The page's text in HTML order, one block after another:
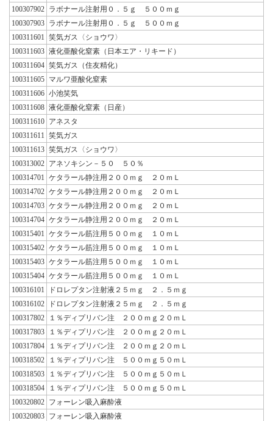
100307902 ラボナール注射用０．５ｇ ５００ｍｇ
100307903 ラボナール注射用０．５ｇ ５００ｍｇ
100311601
笑気ガス〈ショウワ〉
100311603 液化亜酸化窒素（日本エア・リキード）
100311604 笑気ガス（住友精化）
100311605 マルワ亜酸化窒素
100311606 小池笑気
100311608 液化亜酸化窒素（日産）
100311610 アネスタ
100311611
笑気ガス
100311613 笑気ガス〈ショウワ〉
100313002 アネソキシン－５０ ５０％
100314701
ケタラール静注用２００ｍｇ ２０ｍＬ
100314702 ケタラール静注用２００ｍｇ ２０ｍＬ
100314703 ケタラール静注用２００ｍｇ ２０ｍＬ
100314704 ケタラール静注用２００ｍｇ ２０ｍＬ
100315401
ケタラール筋注用５００ｍｇ １０ｍＬ
100315402 ケタラール筋注用５００ｍｇ １０ｍＬ
100315403 ケタラール筋注用５００ｍｇ １０ｍＬ
100315404 ケタラール筋注用５００ｍｇ １０ｍＬ
100316101
ドロレプタン注射液２５ｍｇ ２．５ｍｇ
100316102
ドロレプタン注射液２５ｍｇ ２．５ｍｇ
100317802
１％ディプリバン注 ２００ｍｇ２０ｍＬ
100317803
１％ディプリバン注 ２００ｍｇ２０ｍＬ
100317804
１％ディプリバン注 ２００ｍｇ２０ｍＬ
100318502
１％ディプリバン注 ５００ｍｇ５０ｍＬ
100318503
１％ディプリバン注 ５００ｍｇ５０ｍＬ
100318504
１％ディプリバン注 ５００ｍｇ５０ｍＬ
100320802 フォーレン吸入麻酔液
100320803 フォーレン吸入麻酔液